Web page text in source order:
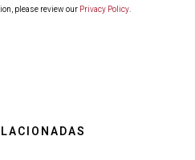
please review our Privacy Policy.